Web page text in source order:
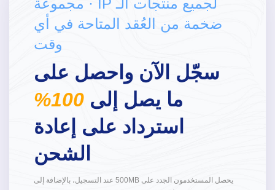
لجميع منتجات الـ IP · مجموعة
ضخمة من العُقد المتاحة في أي
وقت
سجّل الآن واحصل على
ما يصل إلى 100%
استرداد على إعادة
الشحن
يحصل المستخدمون الجدد على 500MB عند التسجيل، بالإضافة إلى